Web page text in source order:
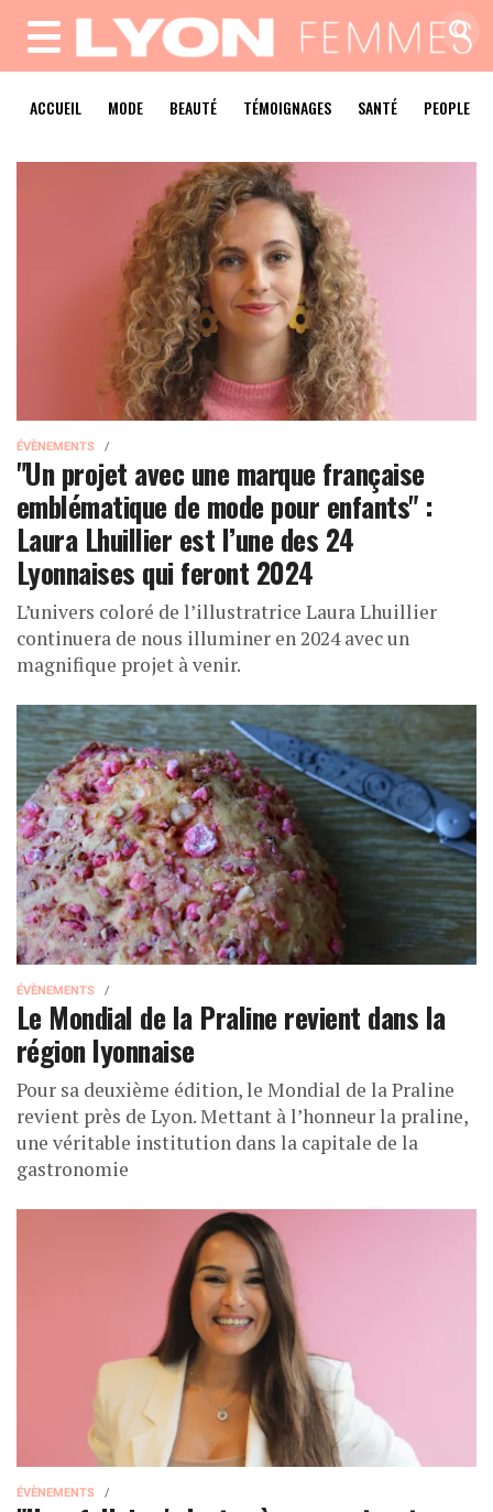
MENU
ACCUEIL MODE BEAUTÉ TÉMOIGNAGES SANTÉ PEOPLE
ÉVÈNEMENTS
"Un projet avec une marque française
emblématique de mode pour enfants" :
Laura Lhuillier est l’une des 24
Lyonnaises qui feront 2024
L’univers coloré de l’illustratrice Laura Lhuillier
continuera de nous illuminer en 2024 avec un
magnifique projet à venir.
ÉVÈNEMENTS
Le Mondial de la Praline revient dans la
région lyonnaise
Pour sa deuxième édition, le Mondial de la Praline
revient près de Lyon. Mettant à l’honneur la praline,
une véritable institution dans la capitale de la
gastronomie
ÉVÈNEMENTS